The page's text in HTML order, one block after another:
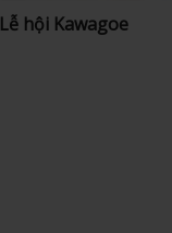
Lễ hội Kawagoe